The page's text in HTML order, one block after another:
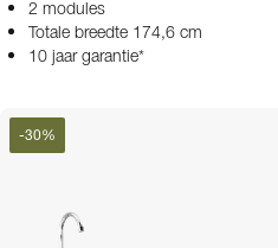
2 modules
Totale breedte 174,6 cm
10 jaar garantie*
-30%